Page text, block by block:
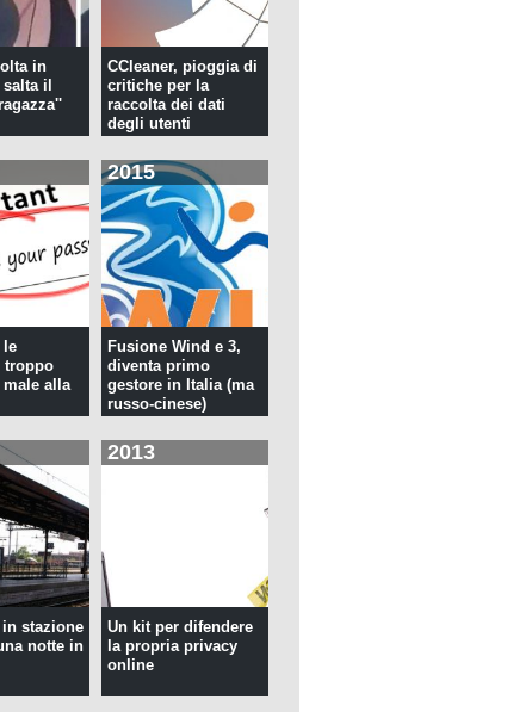
in
il
CCleaner, pioggia di
critiche per la
raccolta dei dati
degli utenti
le
troppo
alla
2015
Fusione Wind e 3,
diventa primo
gestore in Italia (ma
russo-cinese)
in stazione
notte in
2013
Un kit per difendere
la propria privacy
online